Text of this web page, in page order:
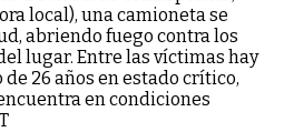
local), una camioneta se
abriendo fuego contra los
lugar. Entre las víctimas hay
de 26 años en estado crítico,
en condiciones